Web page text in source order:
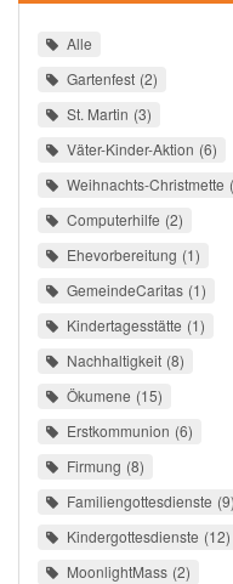
Alle
Gartenfest 2
St. Martin 3
Väter-Kinder-Aktion 6
Weihnachts-Christmette
Computerhilfe 2
Ehevorbereitung 1
GemeindeCaritas 1
Kindertagesstätte 1
Nachhaltigkeit 8
Ökumene 15
Erstkommunion 6
Firmung 8
Familiengottesdienste 9
Kindergottesdienste 12
MoonlightMass 2